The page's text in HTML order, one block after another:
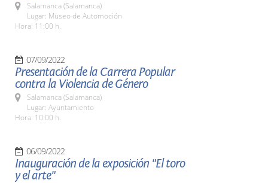
Salamanca (Salamanca)
Lugar: Museo de Automoción
Hora: 11:00 h.
07/09/2022
Presentación de la Carrera Popular
contra la Violencia de Género
Salamanca (Salamanca)
Lugar: Ayuntamiento
Hora: 10:00 h.
06/09/2022
Inauguración de la exposición "El toro
y el arte"